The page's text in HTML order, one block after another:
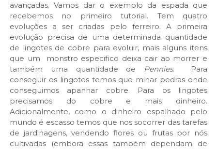
avançadas. Vamos dar o exemplo da espada que
recebemos no primeiro tutorial. Tem quatro
evoluções a ser criadas pelo ferreiro. A primeira
evolução precisa de uma determinada quantidade
de lingotes de cobre para evoluir, mais alguns itens
que um monstro especifico deixa cair ao morrer e
também uma quantidade de Pennies. Para
conseguir os lingotes temos que minar pedras onde
conseguimos apanhar cobre. Para os lingotes
precisamos do cobre e mais dinheiro.
Adicionalmente, como o dinheiro espalhado pelo
mundo é escasso temos que nos socorrer das tarefas
de jardinagens, vendendo flores ou frutas por nós
cultivadas (embora essas também dependam de